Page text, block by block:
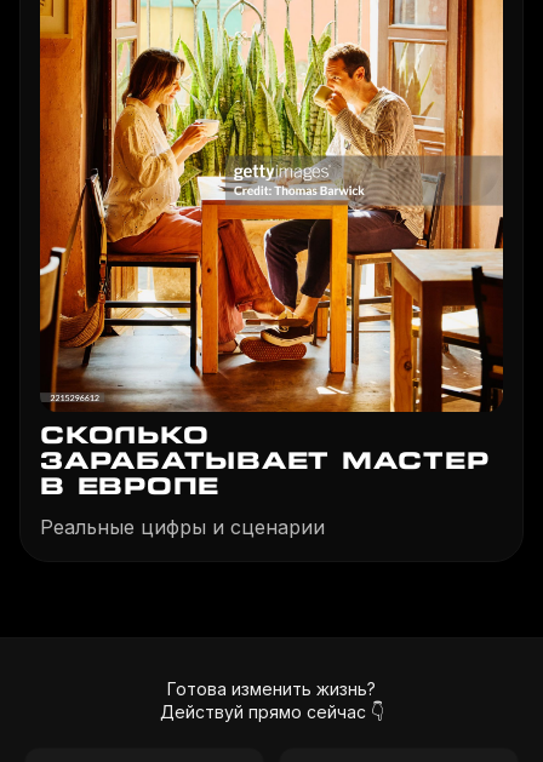
СКОЛЬКО
ЗАРАБАТЫВАЕТ МАСТЕР
В ЕВРОПЕ
Реальные цифры и сценарии
Готова изменить жизнь?
Действуй прямо сейчас 👇